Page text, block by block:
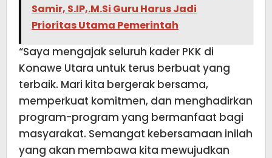
Samir, S.IP,.M.Si Guru Harus Jadi
Prioritas Utama Pemerintah
“Saya mengajak seluruh kader PKK di
Konawe Utara untuk terus berbuat yang
terbaik. Mari kita bergerak bersama,
memperkuat komitmen, dan menghadirkan
program-program yang bermanfaat bagi
masyarakat. Semangat kebersamaan inilah
yang akan membawa kita mewujudkan